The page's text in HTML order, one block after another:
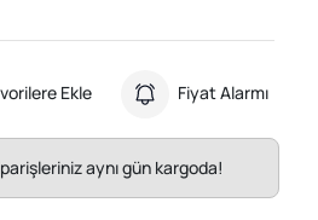
Ekle Fiyat Alarmı
aynı gün kargoda!